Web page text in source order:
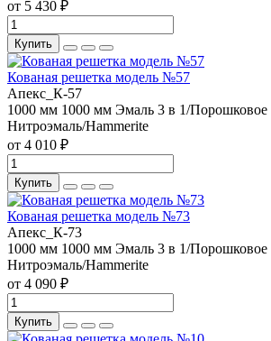
от 5 430 ₽
Купить
Кованая решетка модель №57
Апекс_К-57
1000 мм 1000 мм Эмаль 3 в 1/
Нитроэмаль/Hammerite
от 4 010 ₽
Купить
Кованая решетка модель №73
Апекс_К-73
1000 мм 1000 мм Эмаль 3 в 1/
Нитроэмаль/Hammerite
от 4 090 ₽
Купить